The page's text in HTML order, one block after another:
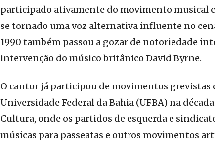
participado ativamente do movimento musical
se tornado uma voz alternativa influente no
1990 também passou a gozar de notoriedade
intervenção do músico britânico David Byrne.
O cantor já participou de movimentos grevistas
Universidade Federal da Bahia (UFBA) na
Cultura, onde os partidos de esquerda e
músicas para passeatas e outros movimentos